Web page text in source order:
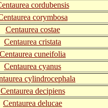
cordubensis
corymbosa
Centaurea costae
Centaurea cristata
Centaurea cuneifolia
Centaurea cyanus
cylindrocephala
Centaurea decipiens
Centaurea delucae